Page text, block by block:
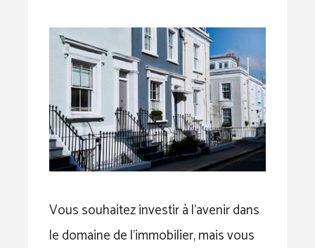
Vous souhaitez investir à l’avenir dans
le domaine de l’immobilier, mais vous